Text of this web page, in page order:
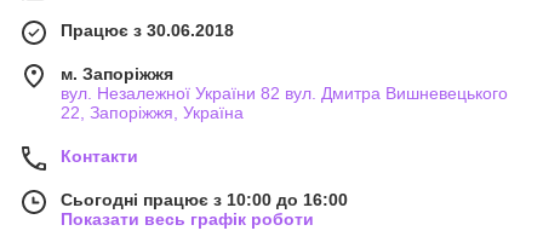
Працює з 30.06.2018
м. Запоріжжя
вул. Незалежної України 82 вул. Дмитра Вишневецького
22, Запоріжжя, Україна
Контакти
Сьогодні працює з 10:00 до 16:00
Показати весь графік роботи